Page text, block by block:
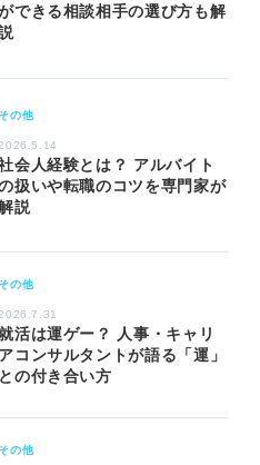
できる相談相手の選び方も解
の他
2026.5.14
会人経験とは？ アルバイト
扱いや転職のコツを専門家が
説
の他
活は運ゲー？ 人事・キャリ
アコンサルタントが語る「運」
との付き合い方
の他